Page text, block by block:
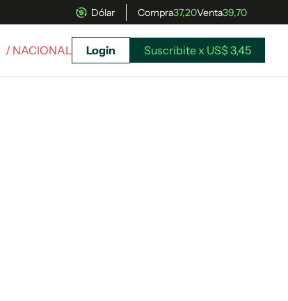
Dólar Compra37,20Venta39,70
/ NACIONAL Login Suscribite x US$ 3,45